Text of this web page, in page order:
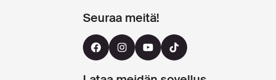
Seuraa meitä!